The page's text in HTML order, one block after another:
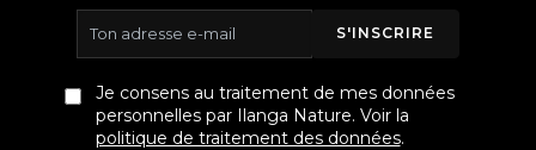
S'INSCRIRE
Je consens au traitement de mes données
personnelles par Ilanga Nature. Voir la
politique de traitement des données.